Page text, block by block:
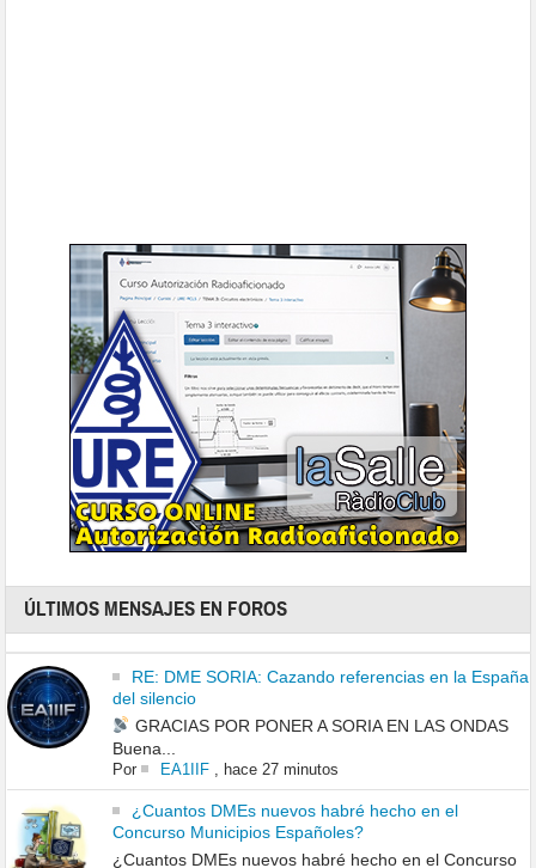
ÚLTIMOS MENSAJES EN FOROS
RE: DME SORIA: Cazando referencias en la España
del silencio
GRACIAS POR PONER A SORIA EN LAS ONDAS
Buena...
Por EA1IIF, hace 27 minutos
¿Cuantos DMEs nuevos habré hecho en el
Concurso Municipios Españoles?
¿Cuantos DMEs nuevos habré hecho en el Concurso